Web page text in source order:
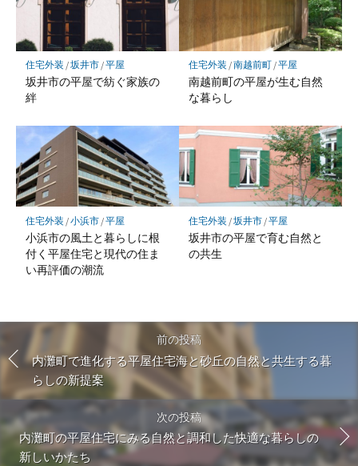
住宅外装 /坂井市/平屋
坂井市の平屋で紡ぐ家族の
絆
住宅外装 /南越前町/平屋
南越前町の平屋が生む自然
な暮らし
住宅外装 /小浜市/平屋
小浜市の風土と暮らしに根
付く平屋住宅と現代の住ま
い再評価の潮流
住宅外装 /坂井市/平屋
坂井市の平屋で育む自然と
の共生
前の投稿
内灘町で進化する平屋住宅海と砂丘の自然と共生する暮
らしの新提案
次の投稿
内灘町の平屋住宅にみる自然と調和した快適な暮らしの
新しいかたち